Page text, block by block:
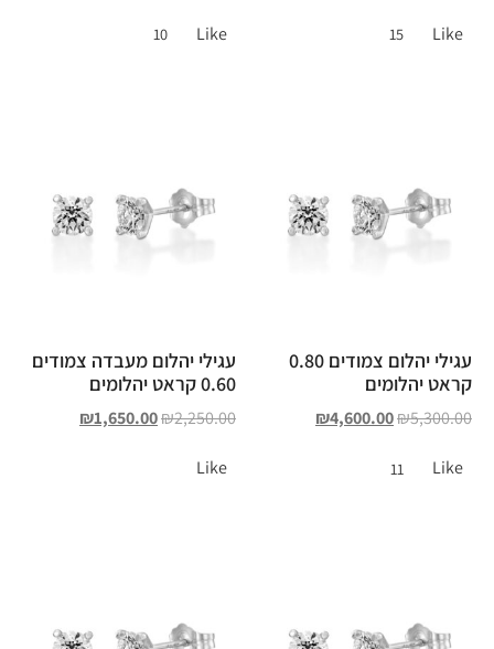
Like
15
Like
10
עגילי יהלום צמודים 0.80
קראט יהלומים
₪5,300.00
₪4,600.00
Like
11
עגילי יהלום מעבדה צמודים
0.60 קראט יהלומים
₪2,250.00
₪1,650.00
Like